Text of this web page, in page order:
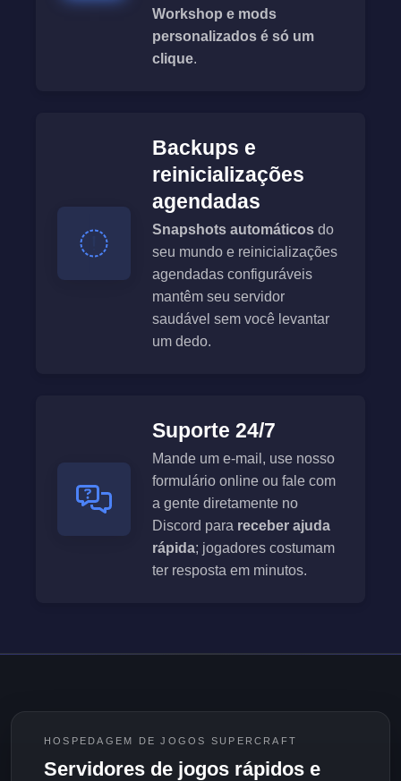
Workshop e mods
personalizados é só um
clique.
Backups e
reinicializações
agendadas
Snapshots automáticos do
seu mundo e reinicializações
agendadas configuráveis
mantêm seu servidor
saudável sem você levantar
um dedo.
Suporte 24/7
Mande um e-mail, use nosso
formulário online ou fale com
a gente diretamente no
Discord para receber ajuda
rápida; jogadores costumam
ter resposta em minutos.
HOSPEDAGEM DE JOGOS SUPERCRAFT
Servidores de jogos rápidos e